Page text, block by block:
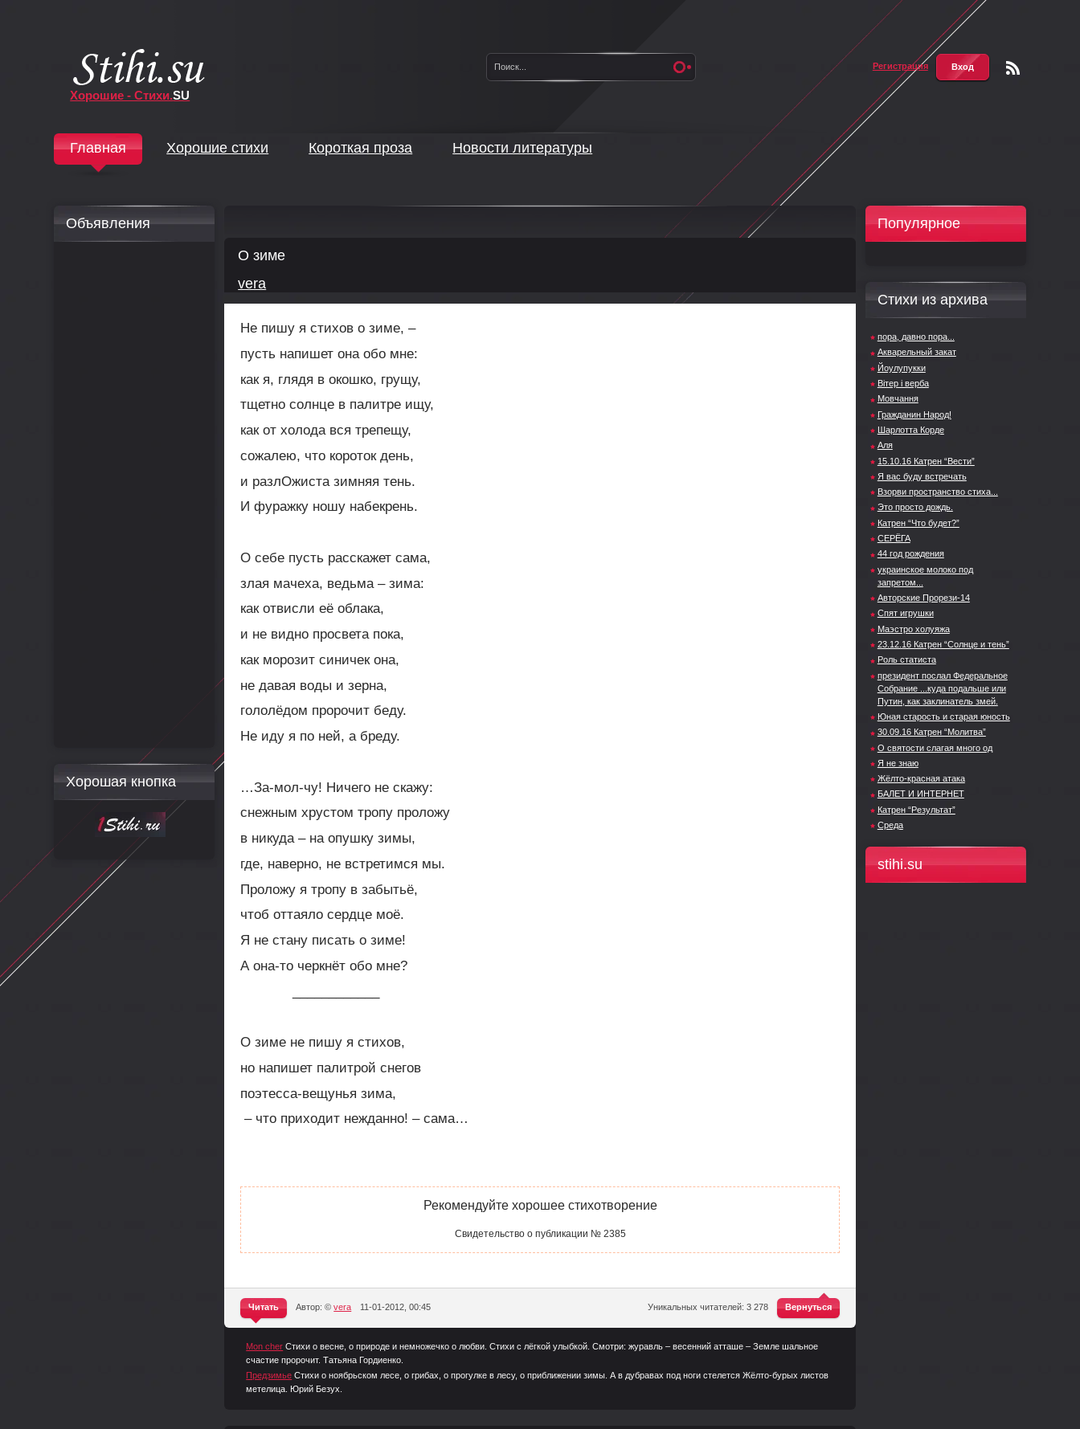
Хорошие - Стихи.SU
Регистрация Вход
Главная Хорошие стихи Короткая проза Новости литературы
О зиме
vera
Не пишу я стихов о зиме, –
пусть напишет она обо мне:
как я, глядя в окошко, грущу,
тщетно солнце в палитре ищу,
как от холода вся трепещу,
сожалею, что короток день,
и разлОжиста зимняя тень.
И фуражку ношу набекрень.
О себе пусть расскажет сама,
злая мачеха, ведьма – зима:
как отвисли её облака,
и не видно просвета пока,
как морозит синичек она,
не давая воды и зерна,
гололёдом пророчит беду.
Не иду я по ней, а бреду.
…За-мол-чу! Ничего не скажу:
снежным хрустом тропу проложу
в никуда – на опушку зимы,
где, наверно, не встретимся мы.
Проложу я тропу в забытьё,
чтоб оттаяло сердце моё.
Я не стану писать о зиме!
А она-то черкнёт обо мне?
О зиме не пишу я стихов,
но напишет палитрой снегов
поэтесса-вещунья зима,
– что приходит нежданно! – сама…
Рекомендуйте хорошее стихотворение
Свидетельство о публикации № 2385
Вернуться
Уникальных читателей: 3 278
Читать
^
Автор: ©vera 11-01-2012, 00:45
Mon cher Стихи о весне, о природе и немножечко о любви. Стихи с лёгкой улыбкой. Смотри: журавль – весенний атташе – Земле шальное
счастие пророчит. Татьяна Гордиенко.
Предзимье Стихи о ноябрьском лесе, о грибах, о прогулке в лесу, о приближении зимы. А в дубравах под ноги стелется Жёлто-бурых листов
метелица. Юрий Безух.
Популярное
Стихи из архива
пора, давно пора...
Акварельный закат
Йоулупукки
Вітер і верба
Мовчання
Гражданин Народ!
Шарлотта Корде
Аля
15.10.16 Катрен “Вести”
Я вас буду встречать
Взорви пространство стиха...
Это просто дождь.
Катрен “Что будет?”
СЕРЁГА
44 год рождения
украинское молоко под
запретом...
Авторские Прорези-14
Спят игрушки
Маэстро холуяжа
23.12.16 Катрен “Солнце и тень”
Роль статиста
президент послал Федеральное
Собрание ...куда подальше или
Путин, как заклинатель змей.
Юная старость и старая юность
30.09.16 Катрен “Молитва”
О святости слагая много од
Я не знаю
Жёлто-красная атака
БАЛЕТ И ИНТЕРНЕТ
Катрен “Результат”
Среда
stihi.su
Объявления
Хорошая кнопка